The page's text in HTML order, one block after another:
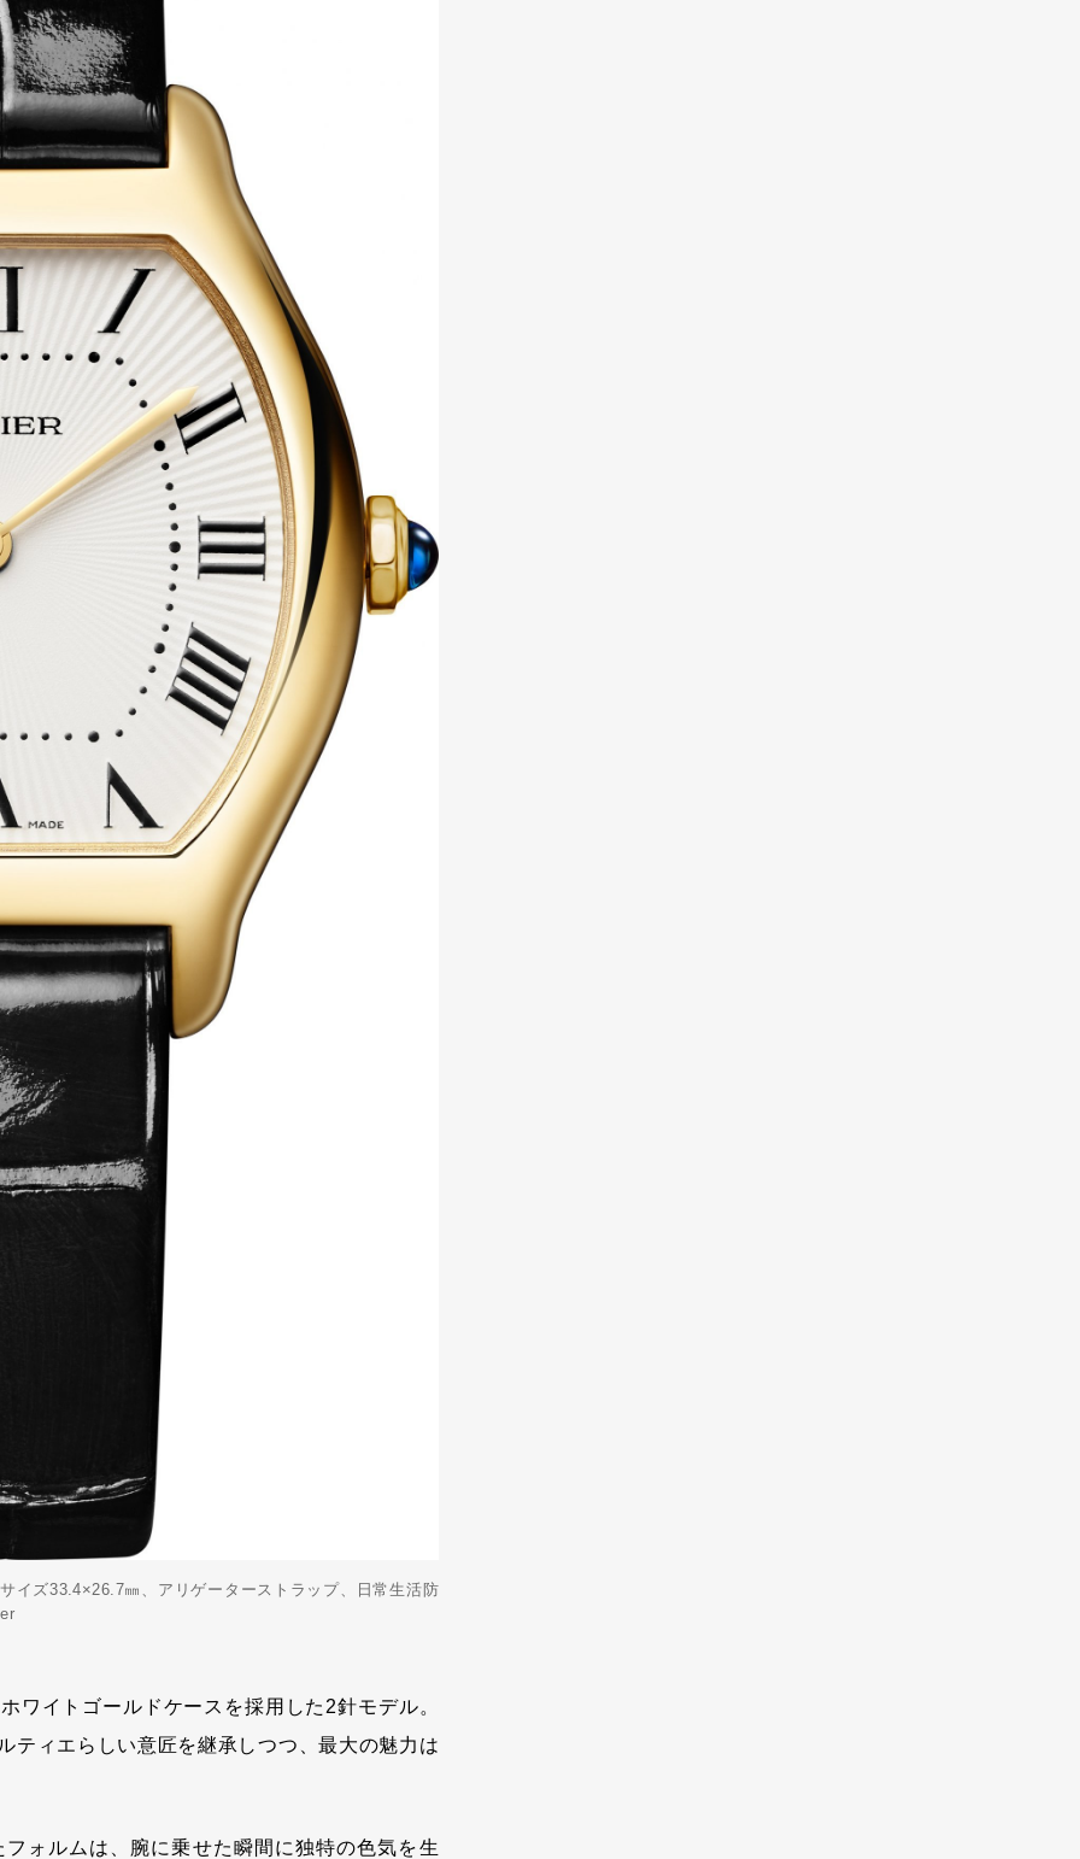
Art&Design Watch
Cars
Lifestyle
Magazine Official Columnist
Pen international Pen tw
イズ33.4×26.7㎜、アリゲーターストラップ、日常生活防
ワイトゴールドケースを採用した2針モデル。
ティエらしい意匠を継承しつつ、最大の魅力は
ォルムは、腕に乗せた瞬間に独特の色気を生